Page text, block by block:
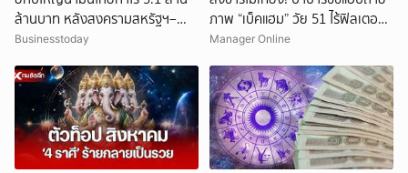
ล้านบาท หลังสงครามสหรัฐฯ–
อิหร่านดันราคาพลังงานพุ่ง
Businesstoday
ภาพ “เบ็คแฮม” วัย 51 ไร้ฟิลเตอร์
เผยให้เห็นผมบาง-ศีรษะล้าน
Manager Online